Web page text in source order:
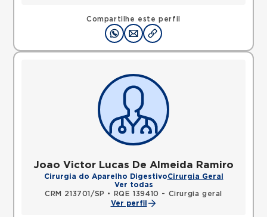
Compartilhe este perfil
Joao Victor Lucas De Almeida Ramiro
Cirurgia do Aparelho DigestivoCirurgia Geral
Ver todas
CRM 213701/SP •
RQE 139410 - Cirurgia geral
Ver perfil